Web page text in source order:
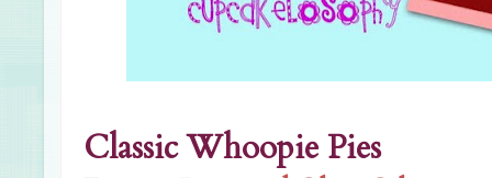
Classic Whoopie Pies